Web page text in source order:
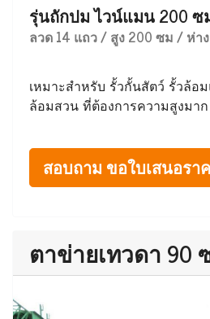
รุ่นถักปม ไวน์แมน 200 ซ
ลวด 14 แถว / สูง 200 ซม / ห่า
เหมาะสำหรับ รั้วกั้นสัตว์ รั้วล้อ
ล้อมสวน ที่ต้องการความสูงมาก
สอบถาม ขอใบเสนอรา
ตาข่ายเทวดา 90